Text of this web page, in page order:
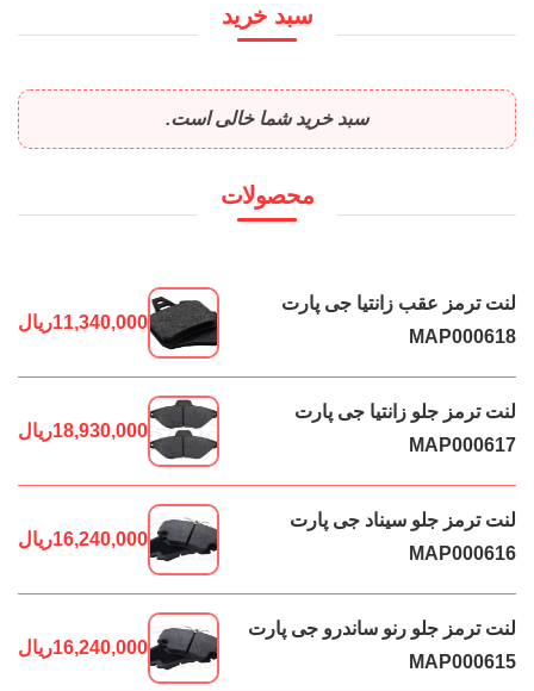
سبد خرید
سبد خرید شما خالی است.
محصولات
لنت ترمز عقب زانتیا جی پارت
MAP000618
11,340,000ریال
لنت ترمز جلو زانتیا جی پارت
MAP000617
18,930,000ریال
لنت ترمز جلو سیناد جی پارت
MAP000616
16,240,000ریال
لنت ترمز جلو رنو ساندرو جی پارت
MAP000615
16,240,000ریال